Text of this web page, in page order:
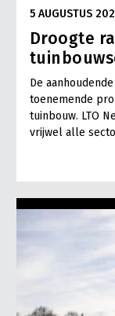
5 AUGUSTUS
Droogte
De
toenemende
tuinbouw. LTO
vrijwel alle